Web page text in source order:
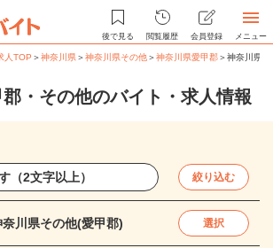
後で見る 閲覧履歴 会員登録 メニュー
人TOP ＞神奈川県＞神奈川県その他＞神奈川県愛甲郡＞神奈川県
・その他のバイト・求人情報
絞り込む
奈川県その他(愛甲郡) 選択